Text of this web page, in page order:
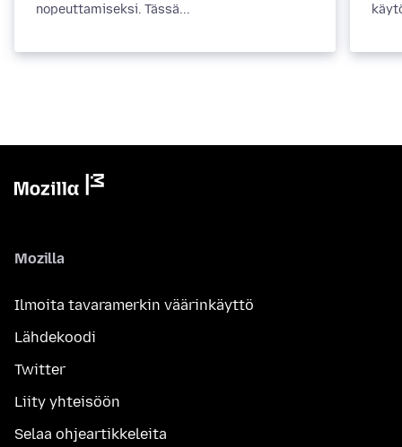
nopeuttamiseksi. Tässä...
Mozilla
Ilmoita tavaramerkin väärinkäyttö
Lähdekoodi
Twitter
Liity yhteisöön
Selaa ohjeartikkeleita